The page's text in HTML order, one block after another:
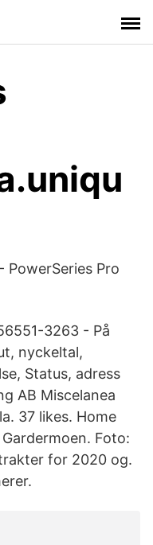
Pro
3263 - På
nyckeltal,
Status, adress
AB Miscelanea
37 likes. Home
Foto:
for 2020 og.